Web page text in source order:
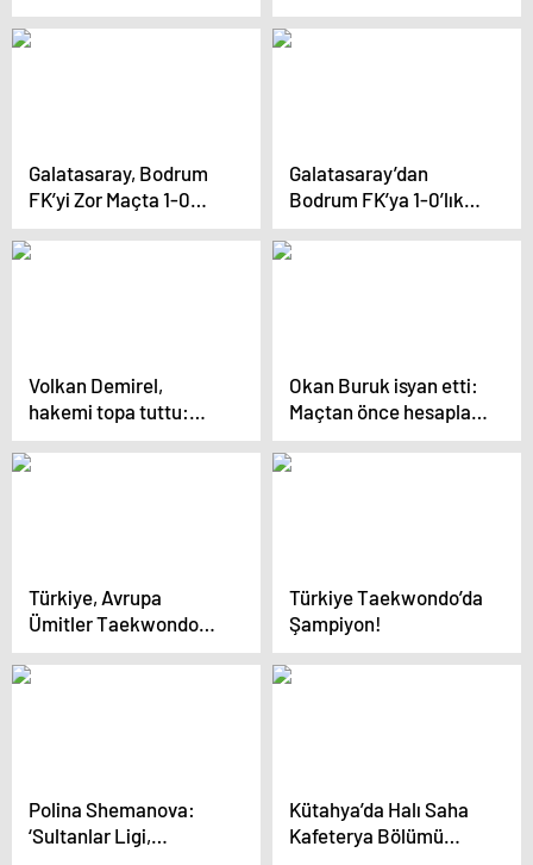
Ev Sahibi Olacak
Galatasaray, Bodrum
FK’yi Zor Maçta 1-0
Yendi
Galatasaray’dan
Bodrum FK’ya 1-0’lık
Zafer
Volkan Demirel,
hakemi topa tuttu:
Galatasaray’a karşı
14’e 10 oynadık
Okan Buruk isyan etti:
Maçtan önce hesaplar
yapılmış
Türkiye, Avrupa
Ümitler Taekwondo
Şampiyonası’nda
Şampiyon Oldu
Türkiye Taekwondo’da
Şampiyon!
Polina Shemanova:
‘Sultanlar Ligi,
Kütahya’da Halı Saha
Kafeterya Bölümü